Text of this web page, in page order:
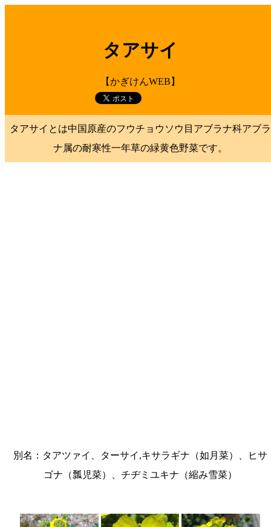
タアサイ
【かぎけんWEB】
タアサイとは中国原産のフウチョウソウ目アブラナ科アブラ
ナ属の耐寒性一年草の緑黄色野菜です。
別名：タアツァイ、ターサイ,キサラギナ（如月菜）、ヒサ
ゴナ（瓢児菜）、チヂミユキナ（縮み雪菜）